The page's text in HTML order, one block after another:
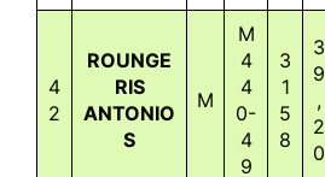
4
2
ROUNGE
RIS
ANTONIO
S
M
M
4
4
0-
4
9
3
1
5
8
3
9
,
2
0